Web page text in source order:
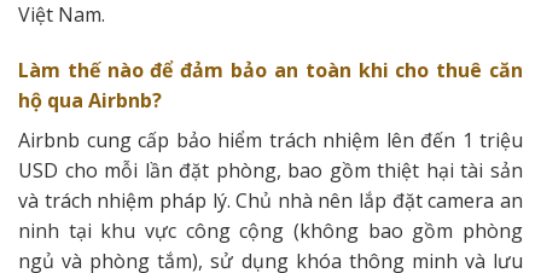
Việt Nam.
Làm thế nào để đảm bảo an toàn khi cho thuê căn
hộ qua Airbnb?
Airbnb cung cấp bảo hiểm trách nhiệm lên đến 1 triệu
USD cho mỗi lần đặt phòng, bao gồm thiệt hại tài sản
và trách nhiệm pháp lý. Chủ nhà nên lắp đặt camera an
ninh tại khu vực công cộng (không bao gồm phòng
ngủ và phòng tắm), sử dụng khóa thông minh và lưu